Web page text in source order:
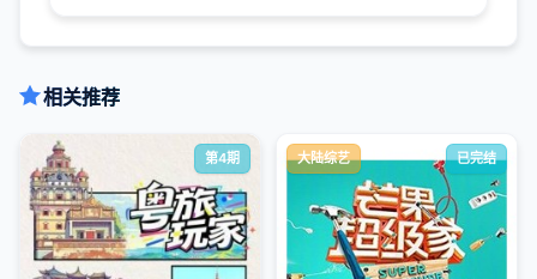
相关推荐
第4期 大陆综艺 已完结